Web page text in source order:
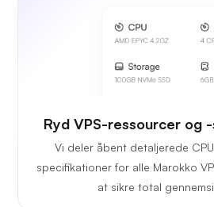
Ryd VPS-ressourcer og
Vi deler åbent detaljerede
specifikationer for alle Marokko
at sikre total